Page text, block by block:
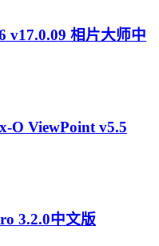
v17.0.09 相片大师中
O ViewPoint v5.5
3.2.0中文版